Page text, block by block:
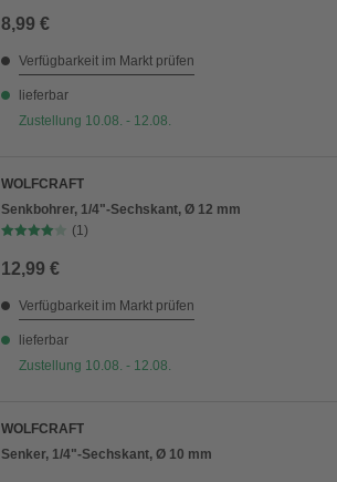
8,99 €
Verfügbarkeit im Markt prüfen
lieferbar
Zustellung 10.08. - 12.08.
WOLFCRAFT
Senkbohrer, 1/4"-Sechskant, Ø 12 mm
(1)
12,99 €
Verfügbarkeit im Markt prüfen
lieferbar
Zustellung 10.08. - 12.08.
WOLFCRAFT
Senker, 1/4"-Sechskant, Ø 10 mm